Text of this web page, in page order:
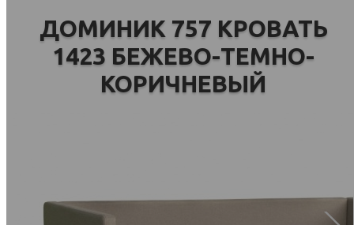
ДОМИНИК 757 КРОВАТЬ
1423 БЕЖЕВО-ТЕМНО-
КОРИЧНЕВЫЙ